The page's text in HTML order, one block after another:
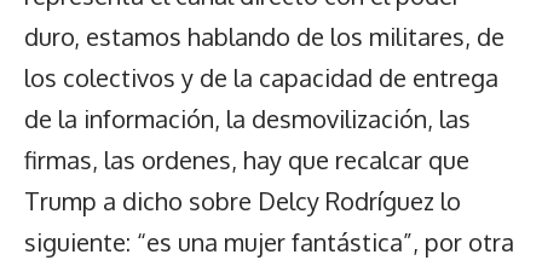
duro, estamos hablando de los militares, de
los colectivos y de la capacidad de entrega
de la información, la desmovilización, las
firmas, las ordenes, hay que recalcar que
Trump a dicho sobre Delcy Rodríguez lo
siguiente: “es una mujer fantástica”, por otra